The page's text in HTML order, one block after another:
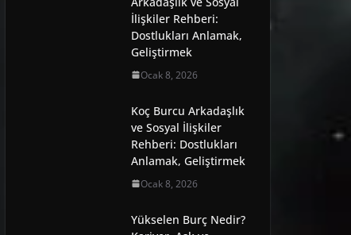
İlişkiler Rehberi:
Dostlukları Anlamak,
Geliştirmek
Ocak 8, 2026
Koç Burcu Arkadaşlık
ve Sosyal İlişkiler
Rehberi: Dostlukları
Anlamak, Geliştirmek
Ocak 8, 2026
Yükselen Burç Nedir?